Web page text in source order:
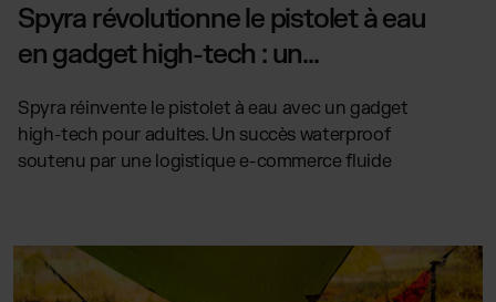
Spyra révolutionne le pistolet à eau
en gadget high-tech : un...
Spyra réinvente le pistolet à eau avec un gadget
high-tech pour adultes. Un succès waterproof
soutenu par une logistique e-commerce fluide